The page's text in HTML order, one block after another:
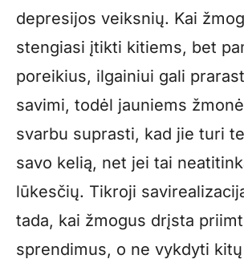
depresijos veiksnių. Kai
stengiasi įtikti kitiems, bet
poreikius, ilgainiui gali
savimi, todėl jauniems
svarbu suprasti, kad jie turi
savo kelią, net jei tai
lūkesčių. Tikroji
tada, kai žmogus drįsta
sprendimus, o ne vykdyti